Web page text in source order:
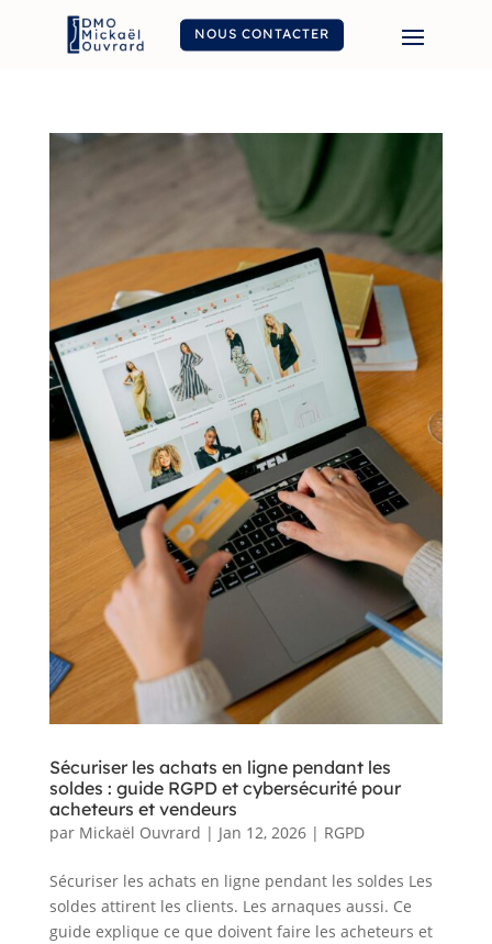
NOUS CONTACTER
Sécuriser les achats en ligne pendant les
soldes : guide RGPD et cybersécurité pour
acheteurs et vendeurs
par Mickaël Ouvrard | Jan 12, 2026| RGPD
Sécuriser les achats en ligne pendant les soldes Les
soldes attirent les clients. Les arnaques aussi. Ce
guide explique ce que doivent faire les acheteurs et